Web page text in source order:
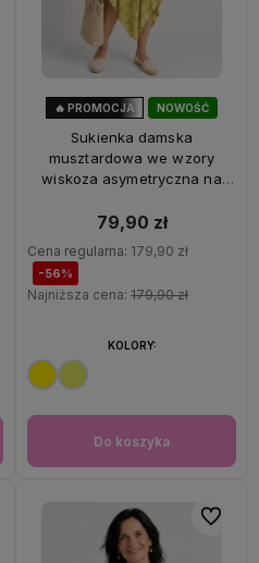
NOWOŚĆ
🔥 PROMOCJA
Sukienka damska
musztardowa we wzory
wiskoza asymetryczna na
79,90 zł
Cena regularna: 179,90 zł
-56%
Najniższa cena: 179,90 zł
Do koszyka
KOLORY:
Do